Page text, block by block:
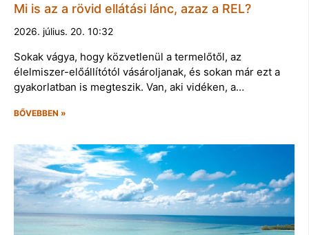
Mi is az a rövid ellátási lánc, azaz a REL?
2026. július. 20. 10:32
Sokak vágya, hogy közvetlenül a termelőtől, az
élelmiszer-előállítótól vásároljanak, és sokan már ezt a
gyakorlatban is megteszik. Van, aki vidéken, a…
BŐVEBBEN »